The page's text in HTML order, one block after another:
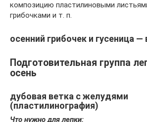
композицию пластилиновыми
грибочками и т. п.
осенний грибочек и гусеница
Подготовительная группа
осень
дубовая ветка с желудями
(пластилинография)
Что нужно для лепки: